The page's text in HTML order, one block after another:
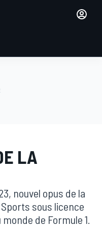
LA
nouvel opus de la
sous licence
de Formule 1.